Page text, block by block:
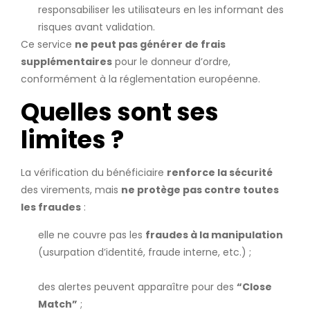
responsabiliser les utilisateurs en les informant des
risques avant validation.
Ce service ne peut pas générer de frais
supplémentaires pour le donneur d’ordre,
conformément à la réglementation européenne.
Quelles sont ses
limites ?
La vérification du bénéficiaire renforce la sécurité
des virements, mais ne protège pas contre toutes
les fraudes :
elle ne couvre pas les fraudes à la manipulation
(usurpation d’identité, fraude interne, etc.) ;
des alertes peuvent apparaître pour des “Close
Match” ;